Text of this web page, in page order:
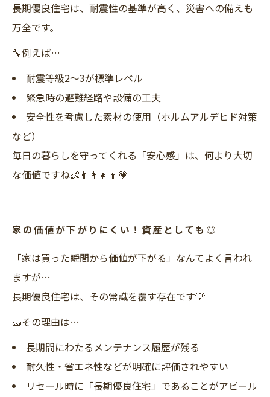
長期優良住宅は、耐震性の基準が高く、災害への備えも
万全です。
🔧例えば…
耐震等級2～3が標準レベル
緊急時の避難経路や設備の工夫
安全性を考慮した素材の使用（ホルムアルデヒド対策
など）
毎日の暮らしを守ってくれる「安心感」は、何より大切
な価値ですね👶👨‍👩‍👧‍👦💗
家の価値が下がりにくい！資産としても◎
「家は買った瞬間から価値が下がる」なんてよく言われ
ますが…
長期優良住宅は、その常識を覆す存在です💡
🧱その理由は…
長期間にわたるメンテナンス履歴が残る
耐久性・省エネ性などが明確に評価されやすい
リセール時に「長期優良住宅」であることがアピール